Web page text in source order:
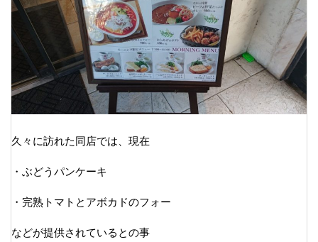
久々に訪れた同店では、現在
・ぶどうパンケーキ
・完熟トマトとアボカドのフォー
などが提供されているとの事